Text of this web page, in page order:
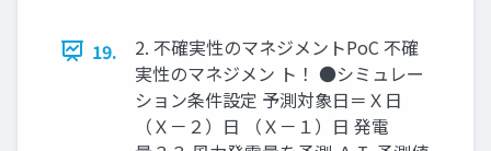
19.
2. 不確実性のマネジメントPoC 不確
実性のマネジメン ト！ ●シミュレー
ション条件設定 予測対象日＝Ｘ日
（Ｘ－２）日 （Ｘ－１）日 発電